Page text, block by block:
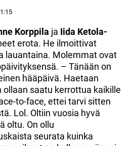
Korppila ja Iida Ketola-
erota. He ilmoittivat
lauantaina. Molemmat ovat
– Tänään on
hääpäivä. Haetaan
ollaan saatu kerrottua kaikille
to-face, ettei tarvi sitten
Lol. Oltiin vuosia hyvä
oltu. On ollu
seurata kuinka